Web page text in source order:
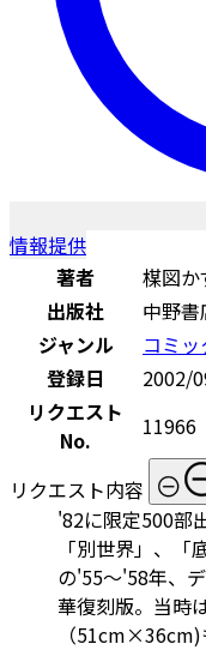
情報提供
著者
楳図か
出版社
中野書
ジャンル
コミ
登録日
2002/
リクエスト
No.
11966
リクエスト内容
'82に限定500部
「別世界」、「
の'55～'58年、
華復刻版。当時
（51cm×36cm)